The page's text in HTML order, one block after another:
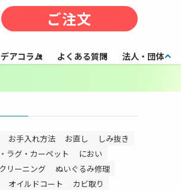
ご注文
デアコラム よくある質問 法人・団体
お手入れ方法 お直し
しみ抜き
ラグ・カーペット
におい
リーニング
ぬいぐるみ修理
オイルドコート
カビ取り